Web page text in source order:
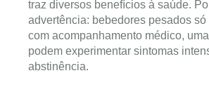
traz diversos benefícios à saúde.
advertência: bebedores pesados só
com acompanhamento médico,
podem experimentar sintomas
abstinência.